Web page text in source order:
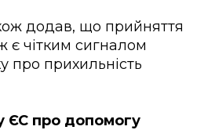
додав, що прийняття
є чітким сигналом
про прихильність
ЄС про допомогу